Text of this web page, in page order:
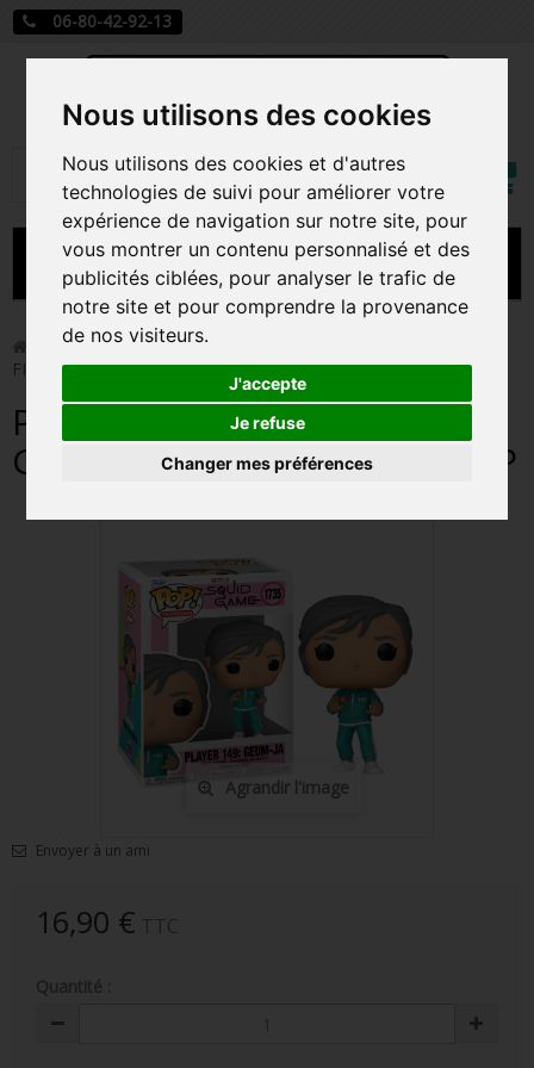
Nous utilisons des cookies
Nous utilisons des cookies et d'autres
technologies de suivi pour améliorer votre
expérience de navigation sur notre site, pour
vous montrer un contenu personnalisé et des
publicités ciblées, pour analyser le trafic de
notre site et pour comprendre la provenance
de nos visiteurs.
J'accepte
Je refuse
Changer mes préférences
06-80-42-92-13
Rechercher
Mon
MENU
CARTE A JOUER
PRÉCOMMANDE FIGURINES POP
FIGURINES POP MANGA
FIGURINES POP DISNEY
FIGURINES POP MARVEL
FIGURINES POP MUSIQUE
FIGURINES POP SÉRIE TV
FIGURINES POP AUTRES FILMS
FIGURINES POP SPORTS
FIGURINES POP ANIME
FIGURINES POP HARRY POTTER
FIGURINES POP STAR WARS
FIGURINES POP SEIGNEUR DES ANNEAUX
Funko Pop! > PLAYER 149 GEUM-JA / SQUID GAME /
FIGURINE FUNKO POP
PLAYER 149 GEUM-JA / SQUID
GAME / FIGURINE FUNKO POP
Agrandir l'image
Envoyer à un ami
16,90 €